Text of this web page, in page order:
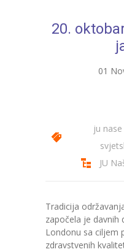
---- Pčelica
---- Poletarac
---- Sunčica
---- Zeko
20.
01
ju
JU
Tradicija
započela je davnih
Londonu sa ciljem
zdravstvenih